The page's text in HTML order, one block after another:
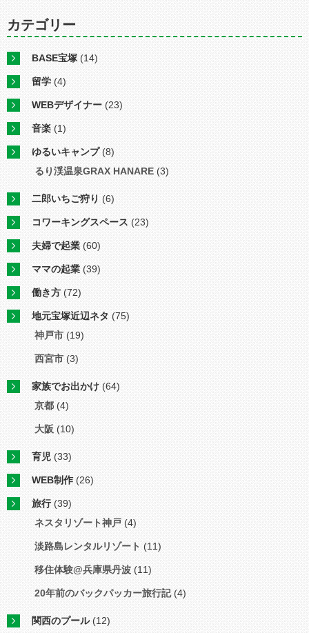
カテゴリー
BASE宝塚 (14)
留学 (4)
WEBデザイナー (23)
音楽 (1)
ゆるいキャンプ(8)
るり渓温泉GRAX HANARE (3)
二郎いちご狩り (6)
コワーキングスペース (23)
夫婦で起業 (60)
ママの起業 (39)
働き方(72)
地元宝塚近辺ネタ (75)
神戸市 (19)
西宮市 (3)
家族でお出かけ (64)
京都 (4)
大阪 (10)
育児 (33)
WEB制作(26)
旅行(39)
ネスタリゾート神戸 (4)
淡路島レンタルリゾート (11)
移住体験@兵庫県丹波 (11)
20年前のバックパッカー旅行記(4)
関西のプール(12)